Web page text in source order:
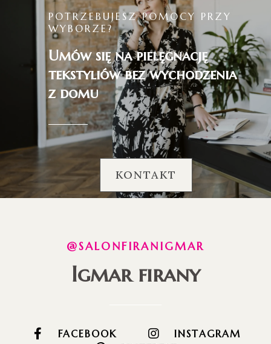
POTRZEBUJESZ POMOCY PRZY
WYBORZE?
Umów się na pielęgnację
tekstyliów bez wychodzenia
z domu
KONTAKT
@SALONFIRANIGMAR
Igmar firany
FACEBOOK
INSTAGRAM